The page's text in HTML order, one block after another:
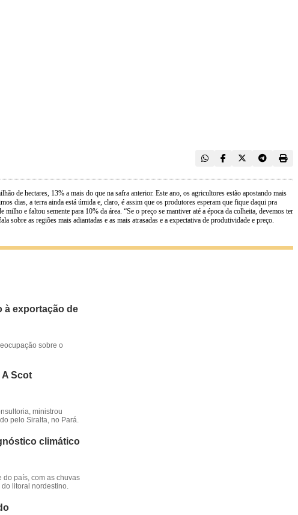
de hectares, 13% a mais do que na safra anterior. Este ano, os agricultores estão apostando mais
dias, a terra ainda está úmida e, claro, é assim que os produtores esperam que fique daqui pra
e faltou semente para 10% da área. “Se o preço se mantiver até a época da colheita, devemos ter
as regiões mais adiantadas e as mais atrasadas e a expectativa de produtividade e preço.
à exportação de
sobre o
A Scot
ministrou
pelo Siralta, no Pará.
climático
do país, com as chuvas
litoral nordestino.